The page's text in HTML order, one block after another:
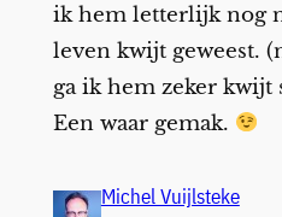
ik hem letterlijk nog
leven kwijt geweest.
ga ik hem zeker kwijt
Een waar gemak.
Michel Vuijlsteke